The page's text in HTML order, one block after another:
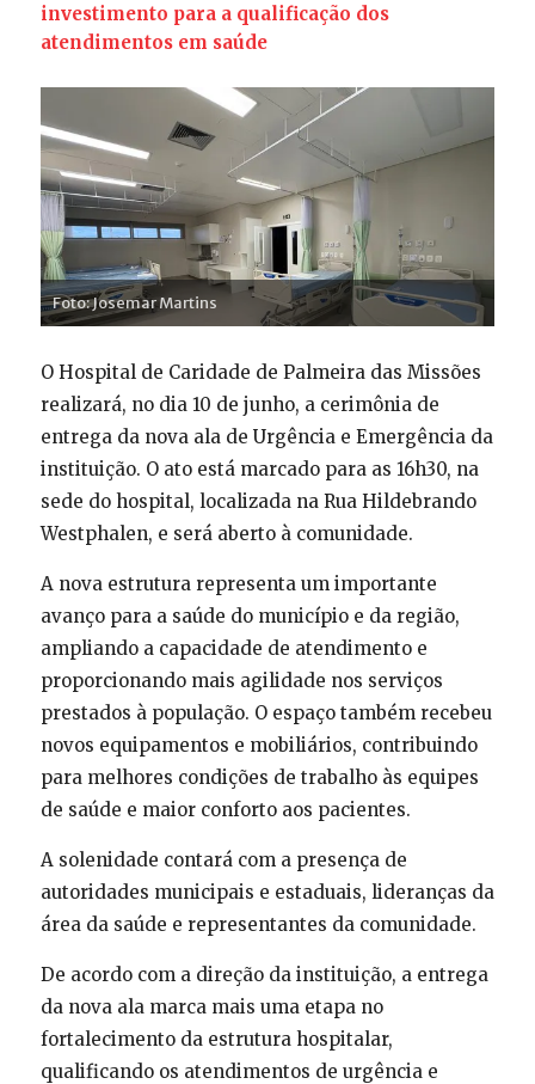
investimento para a qualificação dos
atendimentos em saúde
Foto: Josemar Martins
O Hospital de Caridade de Palmeira das Missões
realizará, no dia 10 de junho, a cerimônia de
entrega da nova ala de Urgência e Emergência da
instituição. O ato está marcado para as 16h30, na
sede do hospital, localizada na Rua Hildebrando
Westphalen, e será aberto à comunidade.
A nova estrutura representa um importante
avanço para a saúde do município e da região,
ampliando a capacidade de atendimento e
proporcionando mais agilidade nos serviços
prestados à população. O espaço também recebeu
novos equipamentos e mobiliários, contribuindo
para melhores condições de trabalho às equipes
de saúde e maior conforto aos pacientes.
A solenidade contará com a presença de
autoridades municipais e estaduais, lideranças da
área da saúde e representantes da comunidade.
De acordo com a direção da instituição, a entrega
da nova ala marca mais uma etapa no
fortalecimento da estrutura hospitalar,
qualificando os atendimentos de urgência e